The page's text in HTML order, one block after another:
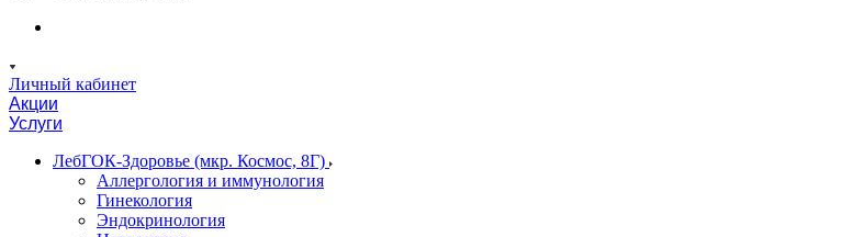
Личный кабинет
Акции
Услуги
ЛебГОК-Здоровье (мкр. Космос, 8Г)
Аллергология и иммунология
Гинекология
Эндокринология